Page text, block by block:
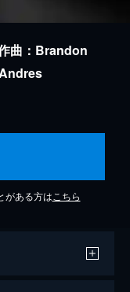
曲：Brandon
がある方は こちら